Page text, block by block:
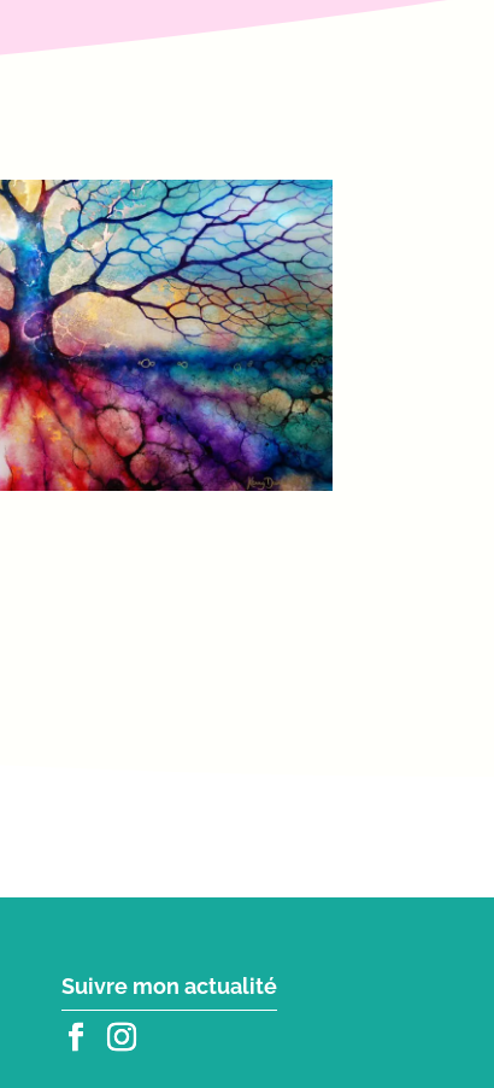
Suivre mon actualité